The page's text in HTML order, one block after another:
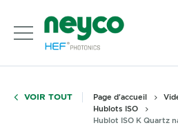
VOIR TOUT Page d'accueil
Hublots ISO
Hublot ISO K Quartz